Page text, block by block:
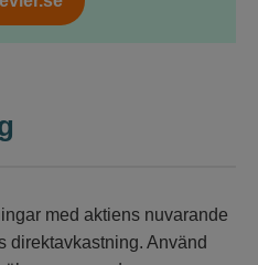
med aktiens nuvarande
direktavkastning. Använd